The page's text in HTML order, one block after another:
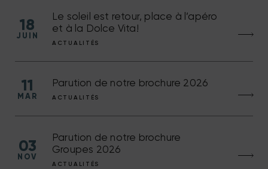
18
JUIN
Le soleil est retour, place à l’apéro
et à la Dolce Vita!
ACTUALITÉS
11
MAR
Parution de notre brochure 2026
ACTUALITÉS
03
NOV
Parution de notre brochure
Groupes 2026
ACTUALITÉS